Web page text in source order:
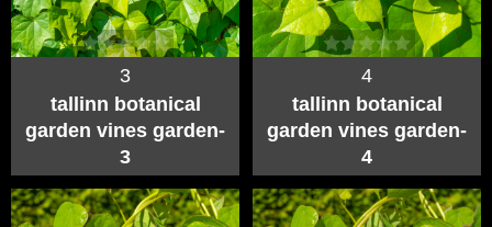
3
tallinn botanical
garden vines garden-
3
4
tallinn botanical
garden vines garden-
4